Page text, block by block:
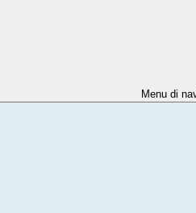
Menu di